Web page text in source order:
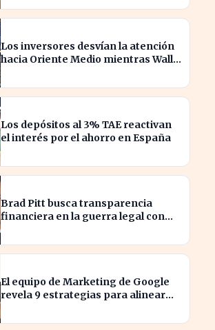
Los inversores desvían la atención
hacia Oriente Medio mientras Wall
Los depósitos al 3% TAE reactivan
el interés por el ahorro en España
Brad Pitt busca transparencia
financiera en la guerra legal con
El equipo de Marketing de Google
revela 9 estrategias para alinear